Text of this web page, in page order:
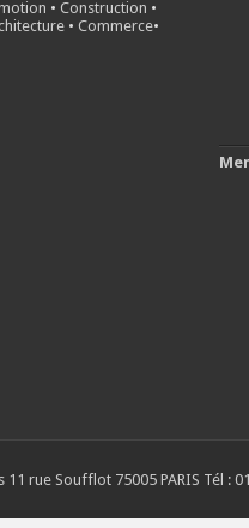
• Construction •
• Commerce•
rue Soufflot 75005 PARIS Tél :